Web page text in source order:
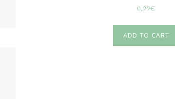
0,99€
ADD TO CART